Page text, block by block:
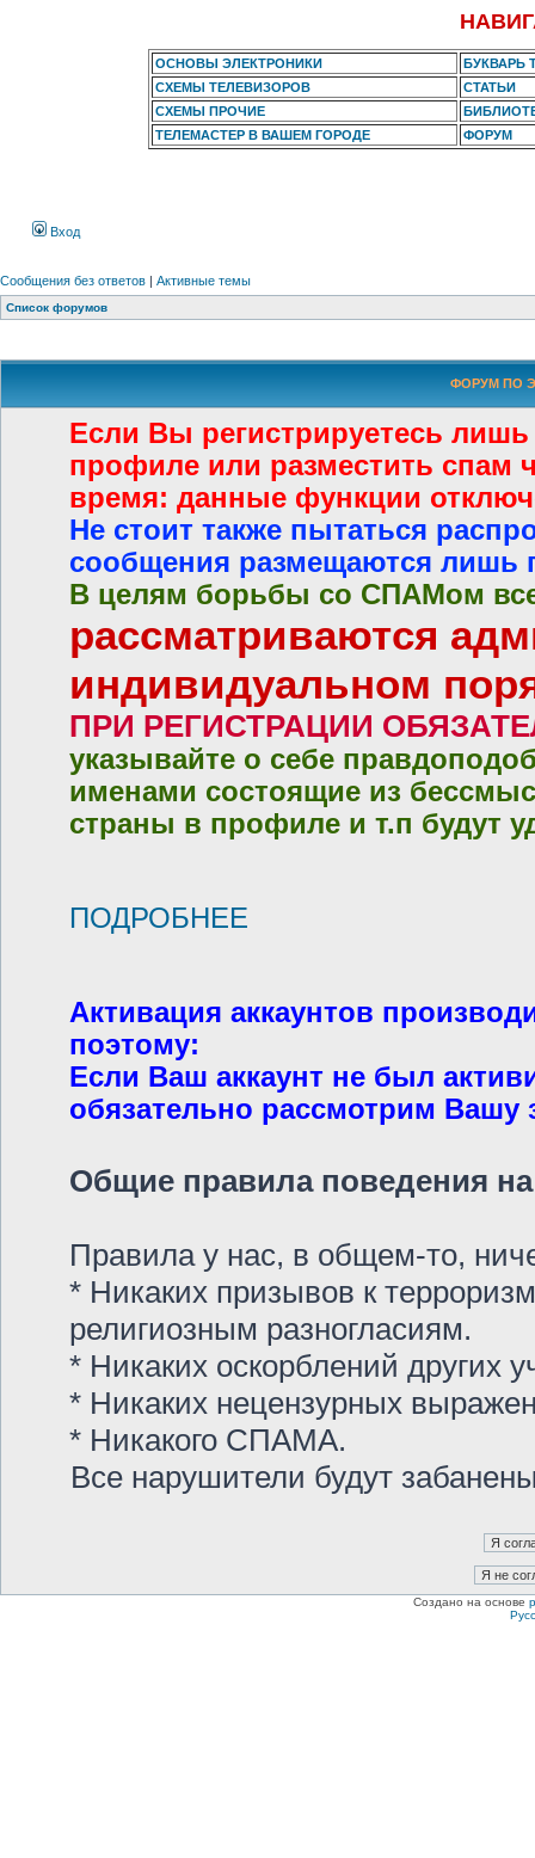
ОСНОВЫ ЭЛЕКТРОНИКИ
БУКВАРЬ
СХЕМЫ ТЕЛЕВИЗОРОВ
СТАТЬИ
СХЕМЫ ПРОЧИЕ
ТЕЛЕМАСТЕР В ВАШЕМ ГОРОДЕ
ФОРУМ
Вход
Сообщения без ответов | Активные темы
Список форумов
ФОРУМ ПО
Если Вы регистрируетесь
профиле или разместить спам
время: данные функции
Не стоит также пытаться
сообщения размещаются лишь
В целям борьбы со СПАМом все
рассматриваются
индивидуальном
ПРИ РЕГИСТРАЦИИ
указывайте о себе
именами состоящие из
страны в профиле и т.п будут
ПОДРОБНЕЕ
Активация аккаунтов
поэтому:
Если Ваш аккаунт не был
обязательно рассмотрим Вашу
Общие правила поведения на
Правила у нас, в общем-то,
* Никаких призывов к
религиозным разногласиям.
* Никаких оскорблений других
* Никаких нецензурных
* Никакого СПАМА.
Все нарушители будут
Создано на основе